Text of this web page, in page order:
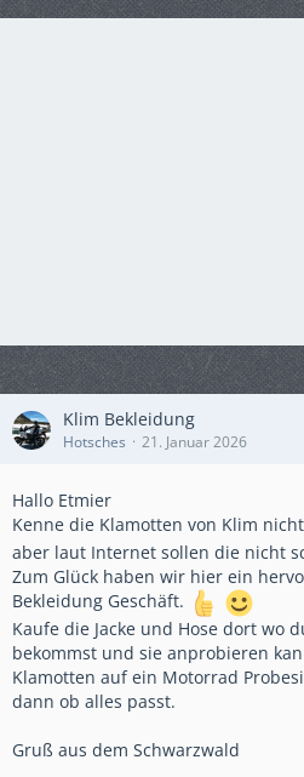
Klim Bekleidung
Hotsches 21. Januar 2026
Hallo Etmier
Kenne die Klamotten von Klim
aber laut Internet sollen die nicht
Zum Glück haben wir hier ein
Bekleidung Geschäft.
Kaufe die Jacke und Hose dort wo
bekommst und sie anprobieren
Klamotten auf ein Motorrad
dann ob alles passt.
Gruß aus dem Schwarzwald